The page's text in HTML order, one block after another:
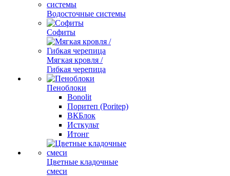
Водосточные системы
Софиты
Мягкая кровля /
Гибкая черепица
Пеноблоки
Bonolit
Поритеп (Poritep)
ВКБлок
Исткульт
Итонг
Цветные кладочные
смеси